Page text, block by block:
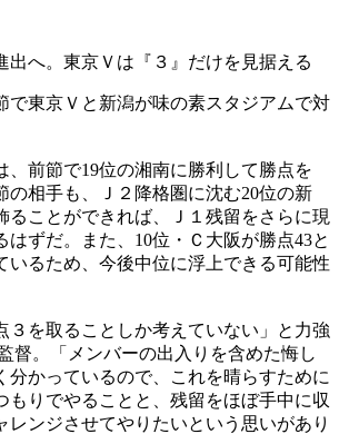
出へ。東京Ｖは『３』だけを見据える
で東京Ｖと新潟が味の素スタジアムで対
、前節で19位の湘南に勝利して勝点を
の相手も、Ｊ２降格圏に沈む20位の新
ることができれば、Ｊ１残留をさらに現
はずだ。また、10位・Ｃ大阪が勝点43と
いるため、今後中位に浮上できる可能性
３を取ることしか考えていない」と力強
督。「メンバーの出入りを含めた悔し
分かっているので、これを晴らすために
もりでやることと、残留をほぼ手中に収
レンジさせてやりたいという思いがあり